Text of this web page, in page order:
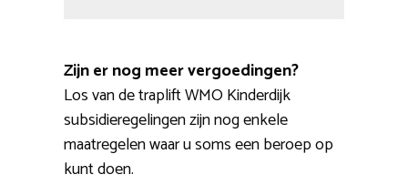
Zijn er nog meer vergoedingen?
Los van de traplift WMO Kinderdijk
subsidieregelingen zijn nog enkele
maatregelen waar u soms een beroep op
kunt doen.